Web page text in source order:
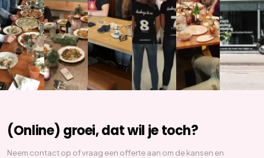
(Online) groei, dat wil je toch?
Neem contact op of vraag een offerte aan om de kansen en